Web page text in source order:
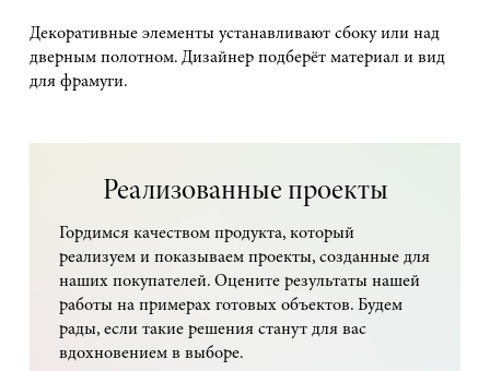
Декоративные элементы устанавливают сбоку или над
дверным полотном. Дизайнер подберёт материал и вид
для фрамуги.
Реализованные проекты
Гордимся качеством продукта, который
реализуем и показываем проекты, созданные для
наших покупателей. Оцените результаты нашей
работы на примерах готовых объектов. Будем
рады, если такие решения станут для вас
вдохновением в выборе.